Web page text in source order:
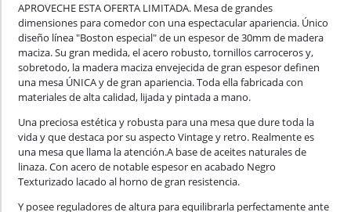
APROVECHE ESTA OFERTA LIMITADA. Mesa de grandes
dimensiones para comedor con una espectacular apariencia. Único
diseño línea "Boston especial" de un espesor de 30mm de madera
maciza. Su gran medida, el acero robusto, tornillos carroceros y,
sobretodo, la madera maciza envejecida de gran espesor definen
una mesa ÚNICA y de gran apariencia. Toda ella fabricada con
materiales de alta calidad, lijada y pintada a mano.
Una preciosa estética y robusta para una mesa que dure toda la
vida y que destaca por su aspecto Vintage y retro. Realmente es
una mesa que llama la atención.A base de aceites naturales de
linaza. Con acero de notable espesor en acabado Negro
Texturizado lacado al horno de gran resistencia.
Y posee reguladores de altura para equilibrarla perfectamente ante